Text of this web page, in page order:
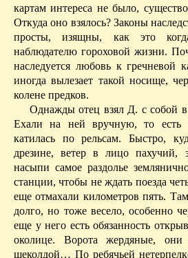
картам интереса не было,
Откуда оно взялось? Законы
просты, изящны, как это
наблюдателю гороховой жизни.
наследуется любовь к
иногда вылезает такой носище,
колене предков.
Однажды отец взял Д. с собой
Ехали на ней вручную, то есть
катилась по рельсам. Быстро,
дрезине, ветер в лицо пахучий,
насыпи самое раздолье
станции, чтобы не ждать поезда
еще отмахали километров пять.
долго, но тоже весело, особенно
еще у него есть обязанность
околице. Ворота жердяные,
щеколдой… По ребячьей